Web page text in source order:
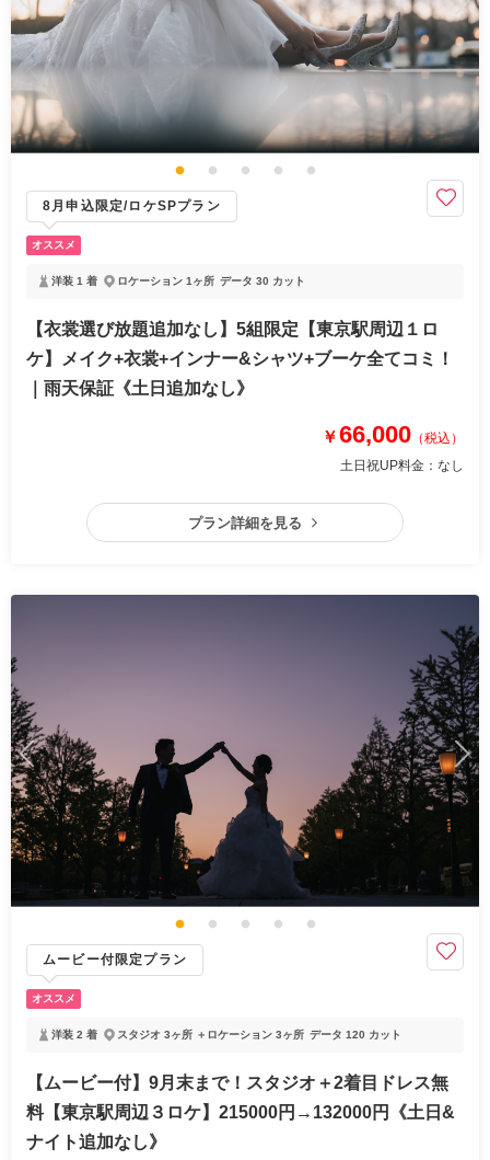
8月申込限定/ロケSPプラン
オススメ
洋装 1 着 ロケーション 1ヶ所 データ 30 カット
【衣裳選び放題追加なし】5組限定【東京駅周辺１ロ
ケ】メイク+衣裳+インナー&シャツ+ブーケ全てコミ！
｜雨天保証《土日追加なし》
￥66,000 （税込）
土日祝UP料金： なし
プラン詳細を見る
ムービー付限定プラン
オススメ
洋装 2 着 スタジオ 3ヶ所 ＋ロケーション 3ヶ所 データ 120 カット
【ムービー付】9月末まで！スタジオ＋2着目ドレス無
料【東京駅周辺３ロケ】215000円→132000円《土日&
ナイト追加なし》